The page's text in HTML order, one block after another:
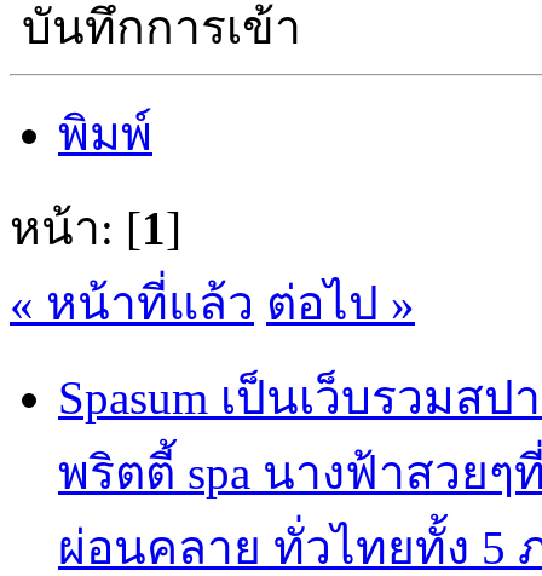
บันทึกการเข้า
พิมพ์
หน้า: [1]
« หน้าที่แล้ว ต่อไป »
Spasum เป็นเว็บรวม
พริตตี้ spa นางฟ้าสวย
ผ่อนคลาย ทั่วไทยทั้ง 5